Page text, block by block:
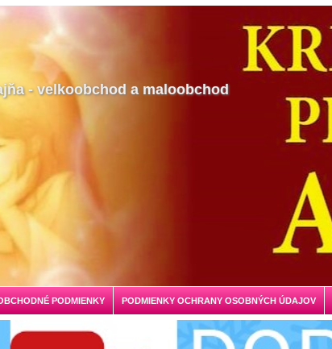
- velkoobchod a maloobchod
PODMIENKY PODMIENKY OCHRANY OSOBNÝCH ÚDAJOV